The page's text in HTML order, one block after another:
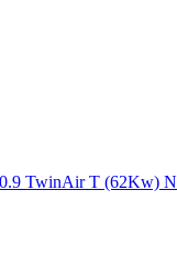
0.9 TwinAir T (62Kw)